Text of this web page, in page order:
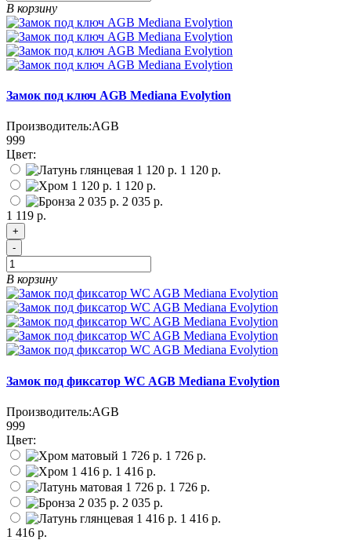
В корзину
Замок под ключ AGB Mediana Evolytion
Производитель:AGB
999
Цвет:
1 120 р.
1 120 р.
2 035 р.
1 119 р.
+
-
В корзину
Замок под фиксатор WC AGB Mediana Evolytion
Производитель:AGB
999
Цвет:
1 726 р.
1 416 р.
1 726 р.
2 035 р.
1 416 р.
1 416 р.